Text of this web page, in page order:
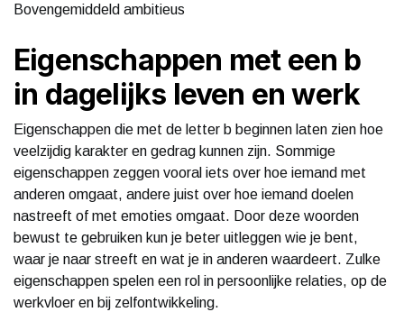
Bovengemiddeld ambitieus
Eigenschappen met een b
in dagelijks leven en werk
Eigenschappen die met de letter b beginnen laten zien hoe
veelzijdig karakter en gedrag kunnen zijn. Sommige
eigenschappen zeggen vooral iets over hoe iemand met
anderen omgaat, andere juist over hoe iemand doelen
nastreeft of met emoties omgaat. Door deze woorden
bewust te gebruiken kun je beter uitleggen wie je bent,
waar je naar streeft en wat je in anderen waardeert. Zulke
eigenschappen spelen een rol in persoonlijke relaties, op de
werkvloer en bij zelfontwikkeling.